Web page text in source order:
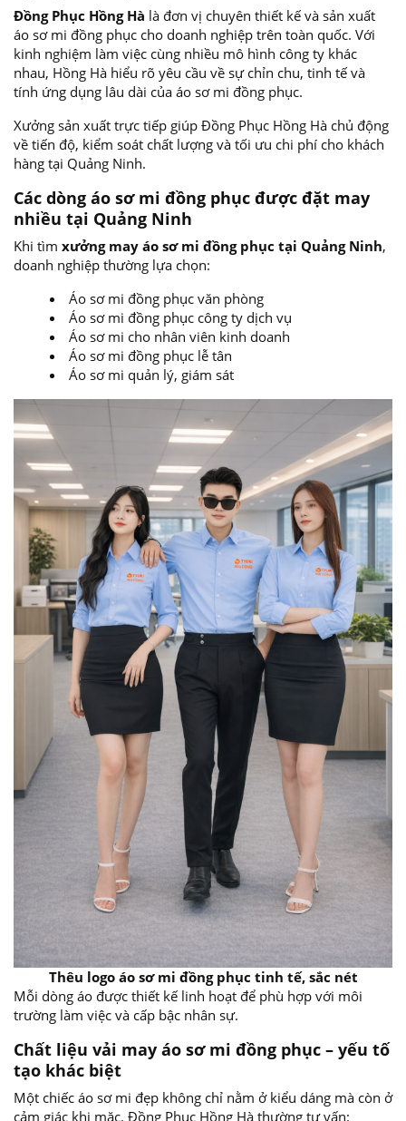
Đồng Phục Hồng Hà là đơn vị chuyên thiết kế và sản xuất
áo sơ mi đồng phục cho doanh nghiệp trên toàn quốc. Với
kinh nghiệm làm việc cùng nhiều mô hình công ty khác
nhau, Hồng Hà hiểu rõ yêu cầu về sự chỉn chu, tinh tế và
tính ứng dụng lâu dài của áo sơ mi đồng phục.
Xưởng sản xuất trực tiếp giúp Đồng Phục Hồng Hà chủ động
về tiến độ, kiểm soát chất lượng và tối ưu chi phí cho khách
hàng tại Quảng Ninh.
Các dòng áo sơ mi đồng phục được đặt may
nhiều tại Quảng Ninh
Khi tìm xưởng may áo sơ mi đồng phục tại Quảng Ninh,
doanh nghiệp thường lựa chọn:
Áo sơ mi đồng phục văn phòng
Áo sơ mi đồng phục công ty dịch vụ
Áo sơ mi cho nhân viên kinh doanh
Áo sơ mi đồng phục lễ tân
Áo sơ mi quản lý, giám sát
Thêu logo áo sơ mi đồng phục tinh tế, sắc nét
Mỗi dòng áo được thiết kế linh hoạt để phù hợp với môi
trường làm việc và cấp bậc nhân sự.
Chất liệu vải may áo sơ mi đồng phục – yếu tố
tạo khác biệt
Một chiếc áo sơ mi đẹp không chỉ nằm ở kiểu dáng mà còn ở
cảm giác khi mặc. Đồng Phục Hồng Hà thường tư vấn: